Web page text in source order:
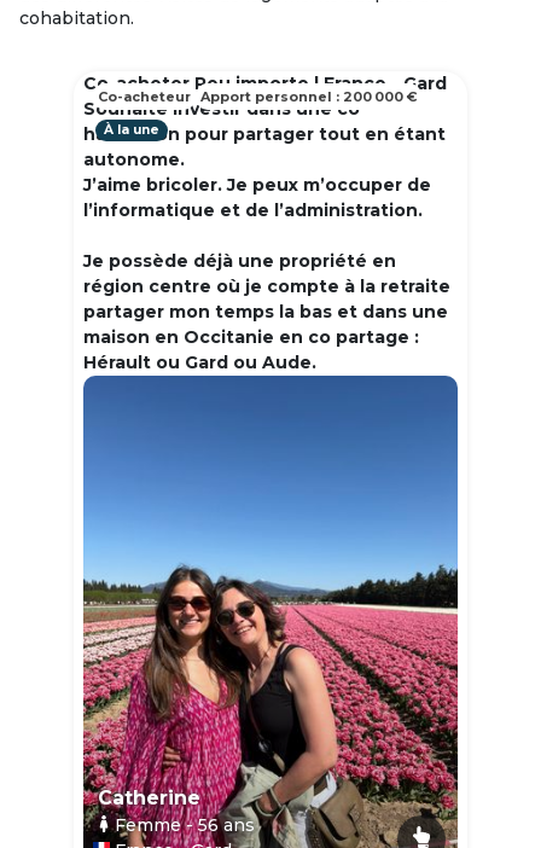
cohabitation.
Co-acheter Peu importe | France - Gard
Souhaite investir dans une co
habitation pour partager tout en étant
autonome.
J’aime bricoler. Je peux m’occuper de
l’informatique et de l’administration.
Je possède déjà une propriété en
région centre où je compte à la retraite
partager mon temps la bas et dans une
maison en Occitanie en co partage :
Hérault ou Gard ou Aude.
À la une
Catherine
Femme- 56ans
Co-acheteur Apport personnel : 200 000 €